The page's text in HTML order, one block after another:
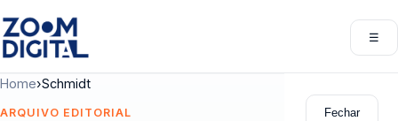
☰
Fechar
Home›Schmidt
ARQUIVO EDITORIAL